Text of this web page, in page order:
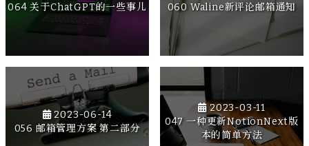
064 关于ChatGPT的一些事儿
060 Waline新评论邮箱通知
2023-06-14
056 邮箱管理方案 第二部分
2023-03-11
047 一种更新NotionNext版
本的简单方法